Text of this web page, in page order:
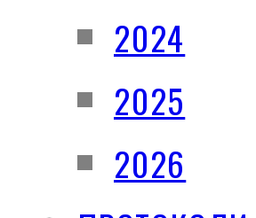
2024
2025
2026